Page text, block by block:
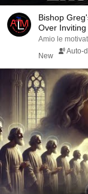
Bishop
Over Inviting
Amio le
New
Auto-